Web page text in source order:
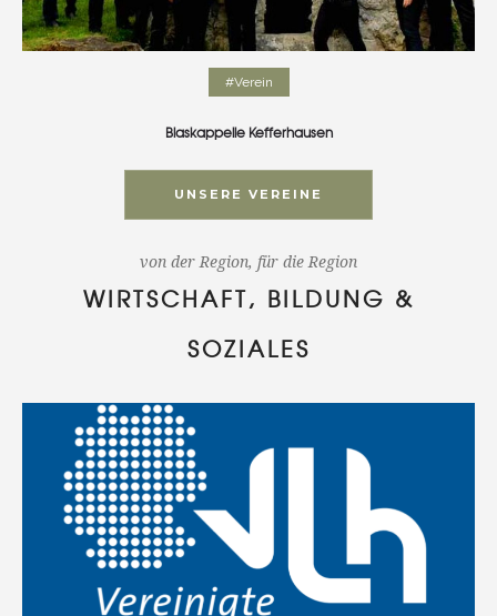
#Verein
Blaskappelle Kefferhausen
UNSERE VEREINE
von der Region, für die Region
WIRTSCHAFT, BILDUNG &
SOZIALES